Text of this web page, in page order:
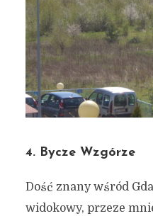
4. Bycze Wzgórze
Dość znany wśród
widokowy, przeze